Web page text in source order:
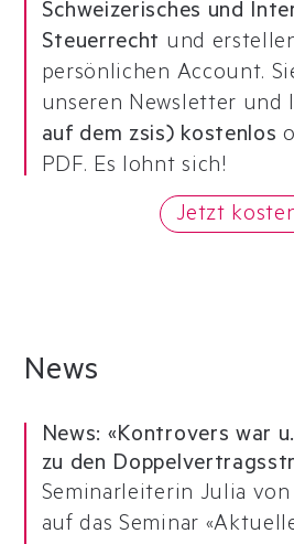
Schweizerisches und
Steuerrecht und
persönlichen Account.
unseren Newsletter und
auf dem zsis) kostenlos
PDF. Es lohnt sich!
Jetzt
News
News: «Kontrovers war
zu den
Seminarleiterin Julia
auf das Seminar